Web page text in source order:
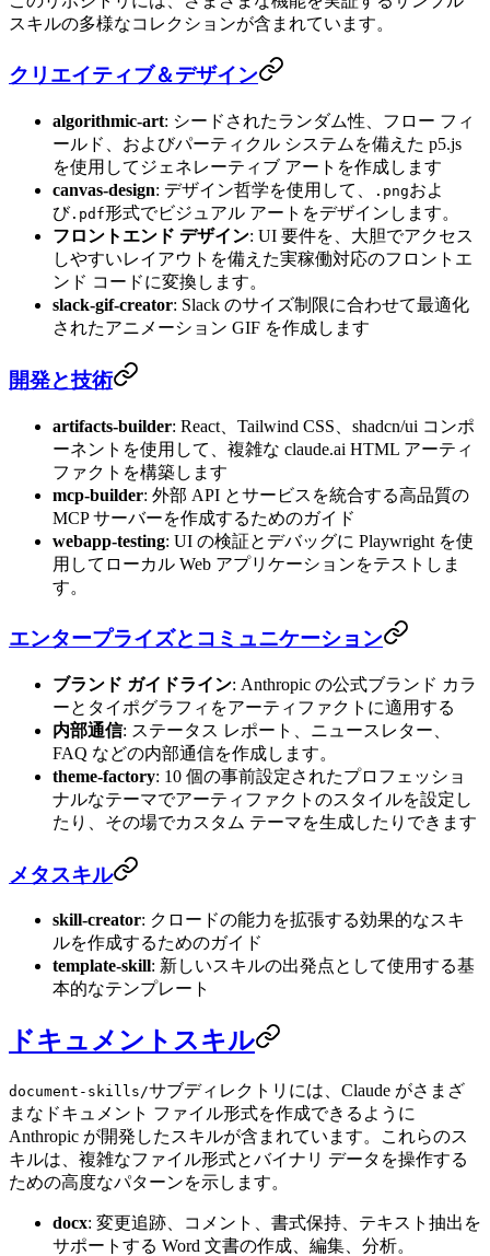
スキルの多様なコレクションが含まれています。
クリエイティブ＆デザイン
algorithmic-art: シードされたランダム性、フロー フィ
ールド、およびパーティクル システムを備えた p5.js
を使用してジェネレーティブ アートを作成します
canvas-design: デザイン哲学を使用して、 .pngおよ
び .pdf形式でビジュアル アートをデザインします。
フロントエンド デザイン: UI 要件を、大胆でアクセス
しやすいレイアウトを備えた実稼働対応のフロントエ
ンド コードに変換します。
slack-gif-creator: Slack のサイズ制限に合わせて最適化
されたアニメーション GIF を作成します
開発と技術
artifacts-builder: React、Tailwind CSS、shadcn/ui コンポ
ーネントを使用して、複雑な claude.ai HTML アーティ
ファクトを構築します
mcp-builder: 外部 API とサービスを統合する高品質の
MCP サーバーを作成するためのガイド
webapp-testing: UI の検証とデバッグに Playwright を使
用してローカル Web アプリケーションをテストしま
す。
エンタープライズとコミュニケーション
ブランド ガイドライン: Anthropic の公式ブランド カラ
ーとタイポグラフィをアーティファクトに適用する
内部通信: ステータス レポート、ニュースレター、
FAQ などの内部通信を作成します。
theme-factory: 10 個の事前設定されたプロフェッショ
ナルなテーマでアーティファクトのスタイルを設定し
たり、その場でカスタム テーマを生成したりできます
メタスキル
skill-creator: クロードの能力を拡張する効果的なスキ
ルを作成するためのガイド
template-skill: 新しいスキルの出発点として使用する基
本的なテンプレート
ドキュメントスキル
document-skills/サブディレクトリには、Claude がさまざ
まなドキュメント ファイル形式を作成できるように
Anthropic が開発したスキルが含まれています。これらのス
キルは、複雑なファイル形式とバイナリ データを操作する
ための高度なパターンを示します。
docx: 変更追跡、コメント、書式保持、テキスト抽出を
サポートする Word 文書の作成、編集、分析。